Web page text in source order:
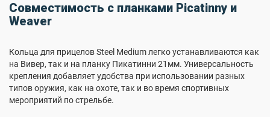
Совместимость с планками Picatinny и
Weaver
Кольца для прицелов Steel Medium легко устанавливаются как
на Вивер, так и на планку Пикатинни 21мм. Универсальность
крепления добавляет удобства при использовании разных
типов оружия, как на охоте, так и во время спортивных
мероприятий по стрельбе.